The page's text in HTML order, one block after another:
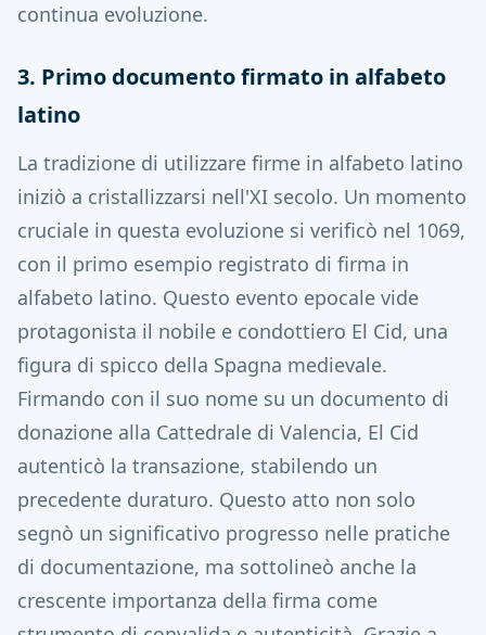
continua evoluzione.
3. Primo documento firmato in alfabeto
latino
La tradizione di utilizzare firme in alfabeto latino
iniziò a cristallizzarsi nell'XI secolo. Un momento
cruciale in questa evoluzione si verificò nel 1069,
con il primo esempio registrato di firma in
alfabeto latino. Questo evento epocale vide
protagonista il nobile e condottiero El Cid, una
figura di spicco della Spagna medievale.
Firmando con il suo nome su un documento di
donazione alla Cattedrale di Valencia, El Cid
autenticò la transazione, stabilendo un
precedente duraturo. Questo atto non solo
segnò un significativo progresso nelle pratiche
di documentazione, ma sottolineò anche la
crescente importanza della firma come